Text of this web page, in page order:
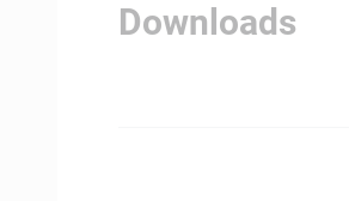
Downloads